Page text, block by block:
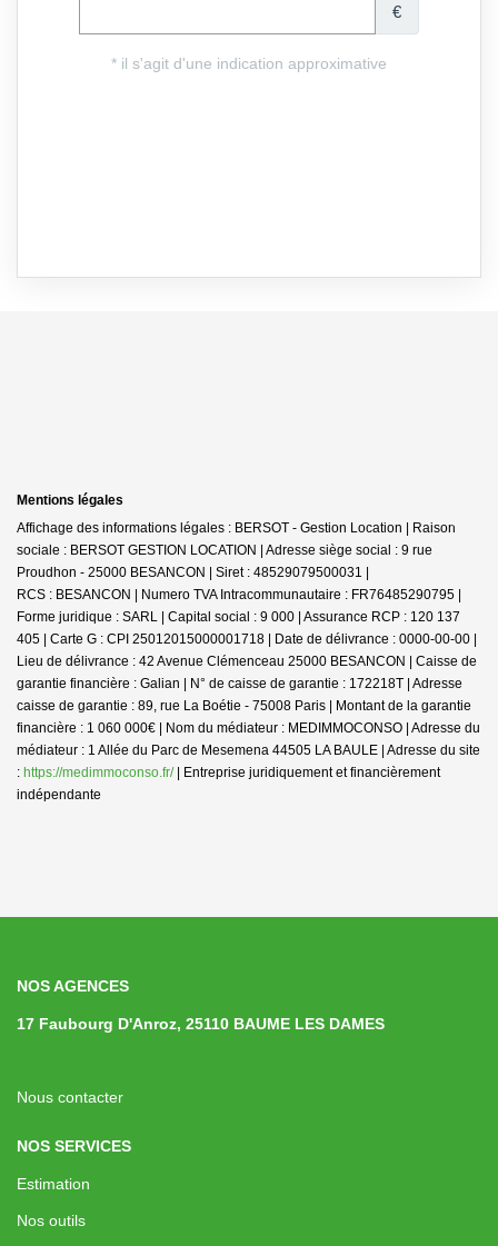
Mentions légales
Affichage des informations légales : BERSOT - Gestion Location | Raison
sociale : BERSOT GESTION LOCATION | Adresse siège social : 9 rue
Proudhon - 25000 BESANCON | Siret : 48529079500031 |
RCS : BESANCON | Numero TVA Intracommunautaire : FR76485290795 |
Forme juridique : SARL | Capital social : 9 000 | Assurance RCP : 120 137
405 | Carte G : CPI 25012015000001718 | Date de délivrance : 0000-00-00 |
Lieu de délivrance : 42 Avenue Clémenceau 25000 BESANCON | Caisse de
garantie financière : Galian | N° de caisse de garantie : 172218T | Adresse
caisse de garantie : 89, rue La Boétie - 75008 Paris | Montant de la garantie
financière : 1 060 000€ | Nom du médiateur : MEDIMMOCONSO | Adresse du
médiateur : 1 Allée du Parc de Mesemena 44505 LA BAULE | Adresse du site
: https://medimmoconso.fr/| Entreprise juridiquement et financièrement
indépendante
NOS AGENCES
17 Faubourg D'Anroz, 25110 BAUME LES DAMES
Nous contacter
NOS SERVICES
Estimation
Nos outils